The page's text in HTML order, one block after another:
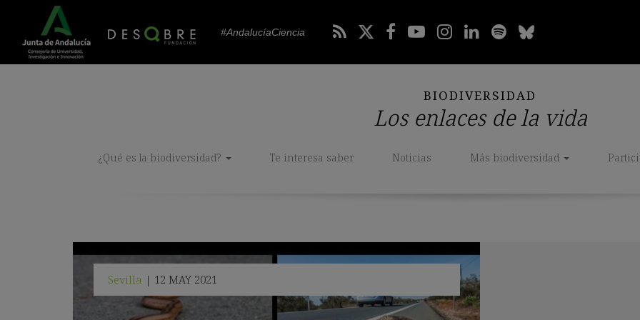
#AndalucíaCiencia
BIODIVERSIDAD
Los enlaces de la vida
¿Qué es la biodiversidad? Te interesa saber Noticias Más biodiversidad
Sevilla | 12 MAY 2021